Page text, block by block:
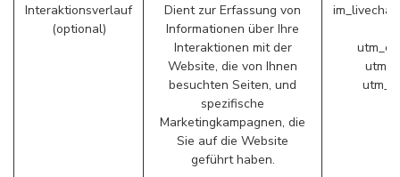
Interaktionsverlauf
(optional)
Dient zur Erfassung von
Informationen über Ihre
Interaktionen mit der
Website, die von Ihnen
besuchten Seiten, und
spezifische
Marketingkampagnen, die
Sie auf die Website
geführt haben.